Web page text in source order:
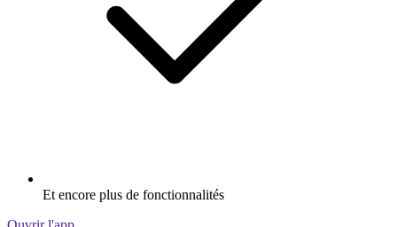
Et encore plus de fonctionnalités